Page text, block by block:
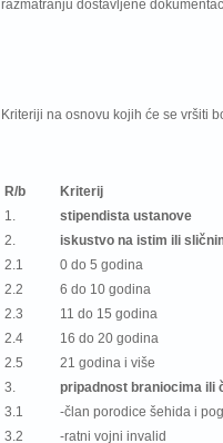
razmatranju dostavljene
Kriteriji na osnovu kojih će se vršiti
R/b
Kriterij
1.
stipendista ustanove
2.
iskustvo na istim ili
2.1
0 do 5 godina
2.2
6 do 10 godina
2.3
11 do 15 godina
2.4
16 do 20 godina
2.5
21 godina i više
3.
pripadnost braniocima ili
3.1
-član porodice šehida i
3.2
-ratni vojni invalid